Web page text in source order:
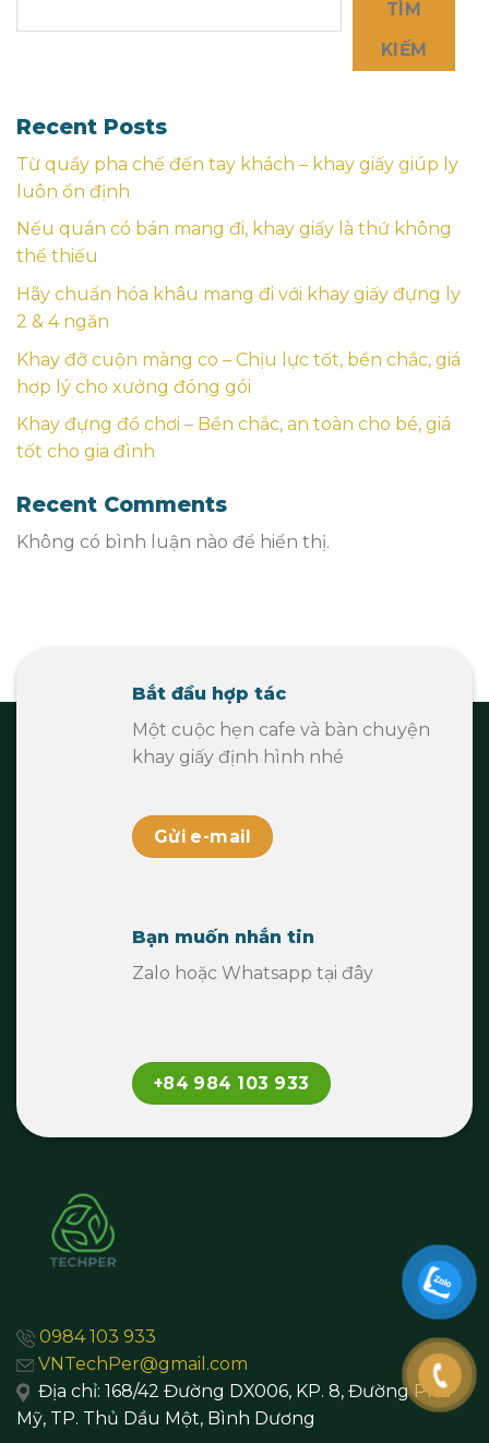
TÌM
KIẾM
Recent Posts
Từ quầy pha chế đến tay khách – khay giấy giúp ly
luôn ổn định
Nếu quán có bán mang đi, khay giấy là thứ không
thể thiếu
Hãy chuẩn hóa khâu mang đi với khay giấy đựng ly
2 & 4 ngăn
Khay đỡ cuộn màng co – Chịu lực tốt, bền chắc, giá
hợp lý cho xưởng đóng gói
Khay đựng đồ chơi – Bền chắc, an toàn cho bé, giá
tốt cho gia đình
Recent Comments
Không có bình luận nào để hiển thị.
Bắt đầu hợp tác
Một cuộc hẹn cafe và bàn chuyện
khay giấy định hình nhé
Gửi e-mail
Bạn muốn nhắn tin
Zalo hoặc Whatsapp tại đây
+84 984 103 933
0984 103 933
VNTechPer@gmail.com
Địa chỉ: 168/42 Đường DX006, KP. 8, Đường Phú
Mỹ, TP. Thủ Dầu Một, Bình Dương